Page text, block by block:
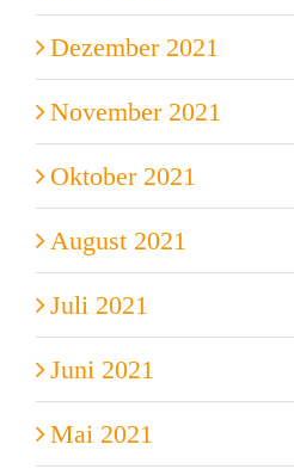
Dezember 2021
November 2021
Oktober 2021
August 2021
Juli 2021
Juni 2021
Mai 2021